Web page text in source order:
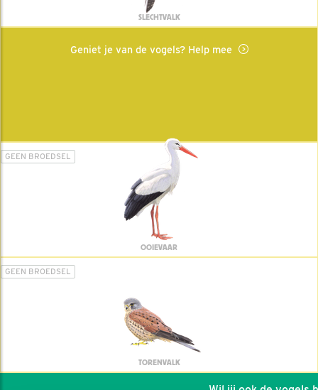
SLECHTVALK
Geniet je van de vogels? Help mee
GEEN BROEDSEL
OOIEVAAR
GEEN BROEDSEL
TORENVALK